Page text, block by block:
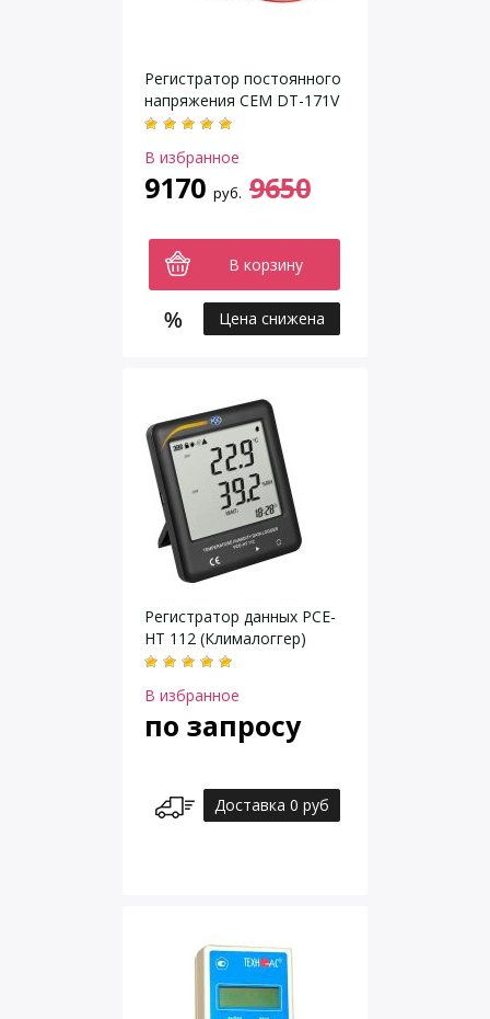
Регистратор постоянного
напряжения CEM DT-171V
В избранное
9170 руб. 9650
В корзину
Цена снижена
Регистратор данных PCE-
HT 112 (Клималоггер)
В избранное
по запросу
Доставка 0 руб